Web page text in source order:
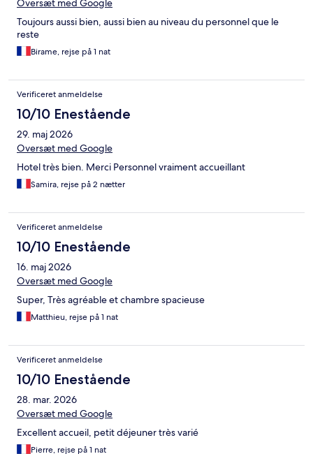
Oversæt med Google
Toujours aussi bien, aussi bien au niveau du personnel que le
reste
Birame, rejse på 1 nat
Verificeret anmeldelse
10/10 Enestående
29. maj 2026
Oversæt med Google
Hotel très bien. Merci Personnel vraiment accueillant
Samira, rejse på 2 nætter
Verificeret anmeldelse
10/10 Enestående
16. maj 2026
Oversæt med Google
Super, Très agréable et chambre spacieuse
Matthieu, rejse på 1 nat
Verificeret anmeldelse
10/10 Enestående
28. mar. 2026
Oversæt med Google
Excellent accueil, petit déjeuner très varié
Pierre, rejse på 1 nat